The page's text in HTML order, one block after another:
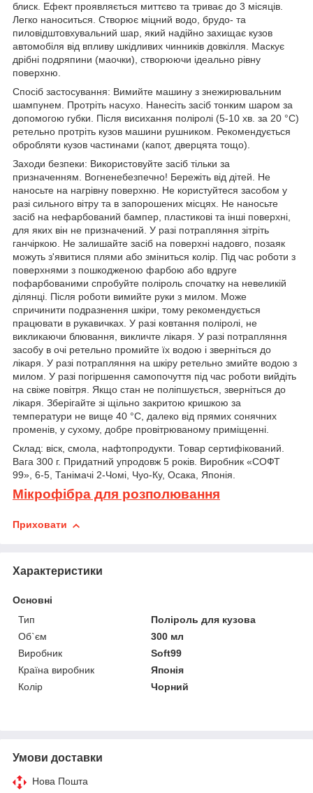
блиск. Ефект проявляється миттєво та триває до 3 місяців.
Легко наноситься. Створює міцний водо, брудо- та
пиловідштовхувальний шар, який надійно захищає кузов
автомобіля від впливу шкідливих чинників довкілля. Маскує
дрібні подряпини (маочки), створюючи ідеально рівну
поверхню.
Спосіб застосування: Вимийте машину з знежирювальним
шампунем. Протріть насухо. Нанесіть засіб тонким шаром за
допомогою губки. Після висихання поліролі (5-10 хв. за 20 °C)
ретельно протріть кузов машини рушником. Рекомендується
обробляти кузов частинами (капот, дверцята тощо).
Заходи безпеки: Використовуйте засіб тільки за
призначенням. Вогненебезпечно! Бережіть від дітей. Не
наносьте на нагрівну поверхню. Не користуйтеся засобом у
разі сильного вітру та в запорошених місцях. Не наносьте
засіб на нефарбований бампер, пластикові та інші поверхні,
для яких він не призначений. У разі потрапляння зітріть
ганчіркою. Не залишайте засіб на поверхні надовго, позаяк
можуть з'явитися плями або зміниться колір. Під час роботи з
поверхнями з пошкодженою фарбою або вдруге
пофарбованими спробуйте поліроль спочатку на невеликій
ділянці. Після роботи вимийте руки з милом. Може
спричинити подразнення шкіри, тому рекомендується
працювати в рукавичках. У разі ковтання поліролі, не
викликаючи блювання, викличте лікаря. У разі потрапляння
засобу в очі ретельно промийте їх водою і зверніться до
лікаря. У разі потрапляння на шкіру ретельно змийте водою з
милом. У разі погіршення самопочуття під час роботи вийдіть
на свіже повітря. Якщо стан не поліпшується, зверніться до
лікаря. Зберігайте зі щільно закритою кришкою за
температури не вище 40 °C, далеко від прямих сонячних
променів, у сухому, добре провітрюваному приміщенні.
Склад: віск, смола, нафтопродукти. Товар сертифікований.
Вага 300 г. Придатний упродовж 5 років. Виробник «СОФТ
99», 6-5, Танімачі 2-Чомі, Чуо-Ку, Осака, Японія.
Мікрофібра для розполювання
Приховати
Характеристики
Основні
Тип
Поліроль для кузова
Об`єм
300 мл
Виробник
Soft99
Країна виробник
Японія
Колір
Чорний
Умови доставки
Нова Пошта